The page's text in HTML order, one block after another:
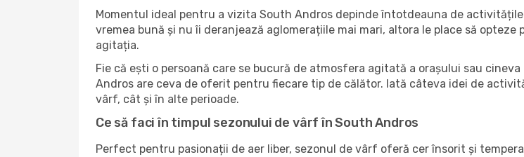
Momentul ideal pentru a vizita South Andros depinde întotdeauna de
vremea bună și nu îi deranjează aglomerațiile mai mari, altora le place să
agitația.
Fie că ești o persoană care se bucură de atmosfera agitată a orașului sau
Andros are ceva de oferit pentru fiecare tip de călător. Iată câteva idei de
vârf, cât și în alte perioade.
Ce să faci în timpul sezonului de vârf în South Andros
Perfect pentru pasionații de aer liber, sezonul de vârf oferă cer însorit și